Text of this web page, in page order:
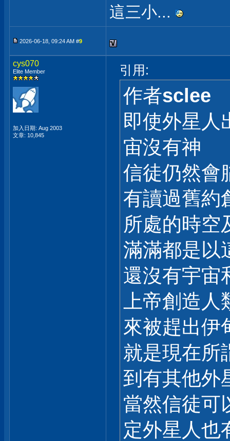
這三小...
2026-06-18, 09:24 AM #9
cys070
Elite Member
加入日期: Aug 2003
文章: 10,845
引用:
作者sclee
即使外星人
宙沒有神
信徒仍然會
有讀過舊約
所處的時空
滿滿都是以
還沒有宇宙
上帝創造
來被趕出伊
就是現在所
到有其他外
當然信徒可
定外星人